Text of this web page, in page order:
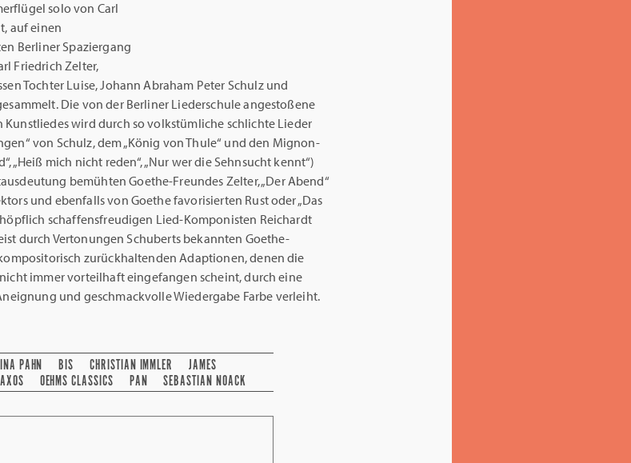
solo von Carl
auf einen
Berliner Spaziergang
Friedrich Zelter,
Tochter Luise, Johann Abraham Peter Schulz und
Die von der Berliner Liederschule angestoßene
Kunstliedes wird durch so volkstümliche schlichte Lieder
von Schulz, dem „König von Thule“ und den Mignon-
„Heiß mich nicht reden“, „Nur wer die Sehnsucht kennt“)
bemühten Goethe-Freundes Zelter, „Der Abend“
und ebenfalls von Goethe favorisierten Rust oder „Das
schaffensfreudigen Lied-Komponisten Reichardt
durch Vertonungen Schuberts bekannten Goethe-
zurückhaltenden Adaptionen, denen die
immer vorteilhaft eingefangen scheint, durch eine
und geschmackvolle Wiedergabe Farbe verleiht.
PAHN BIS CHRISTIAN IMMLER
JAMES
OEHMS CLASSICS PAN SEBASTIAN NOACK